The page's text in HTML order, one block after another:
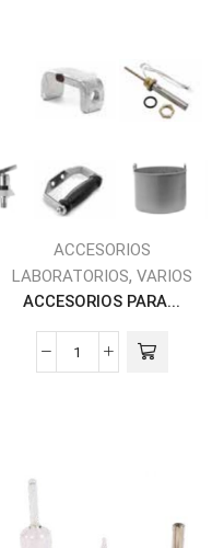
ACCESORIOS
LABORATORIOS, VARIOS
ACCESORIOS PARA...